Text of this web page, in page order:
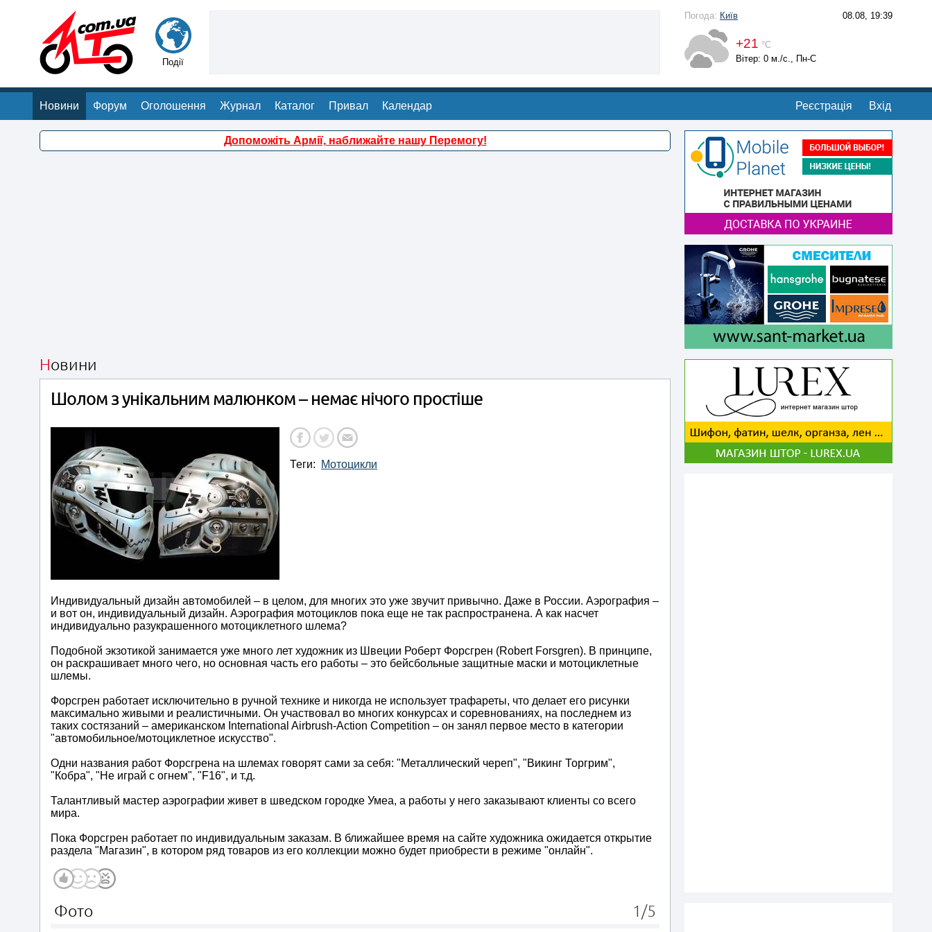
Події
Погода: Київ 08.08, 19:39
+21 °С
Вітер: 0 м./с., Пн-С
Новини Форум Оголошення Журнал Каталог Привал Календар Реєстрація Вхід
Допоможіть Армії, наближайте нашу Перемогу!
Новини
Шолом з унікальним малюнком – немає нічого простіше
Теги: Мотоцикли
Индивидуальный дизайн автомобилей – в целом, для многих это уже звучит привычно. Даже в России. Аэрография –
и вот он, индивидуальный дизайн. Аэрография мотоциклов пока еще не так распространена. А как насчет
индивидуально разукрашенного мотоциклетного шлема?
Подобной экзотикой занимается уже много лет художник из Швеции Роберт Форсгрен (Robert Forsgren). В принципе,
он раскрашивает много чего, но основная часть его работы – это бейсбольные защитные маски и мотоциклетные
шлемы.
Форсгрен работает исключительно в ручной технике и никогда не использует трафареты, что делает его рисунки
максимально живыми и реалистичными. Он участвовал во многих конкурсах и соревнованиях, на последнем из
таких состязаний – американском International Airbrush-Action Competition – он занял первое место в категории
"автомобильное/мотоциклетное искусство".
Одни названия работ Форсгрена на шлемах говорят сами за себя: "Металлический череп", "Викинг Торгрим",
"Кобра", "Не играй с огнем", "F16", и т.д.
Талантливый мастер аэрографии живет в шведском городке Умеа, а работы у него заказывают клиенты со всего
мира.
Пока Форсгрен работает по индивидуальным заказам. В ближайшее время на сайте художника ожидается открытие
раздела "Магазин", в котором ряд товаров из его коллекции можно будет приобрести в режиме "онлайн".
Фото 1/5